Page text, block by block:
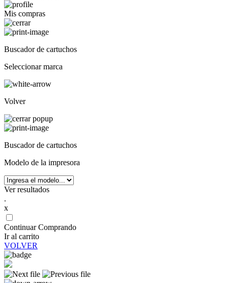
Mis compras
Buscador de cartuchos
Seleccionar marca
Volver
Buscador de cartuchos
Modelo de la impresora
Ver resultados
.
x
Continuar Comprando
Ir al carrito
VOLVER